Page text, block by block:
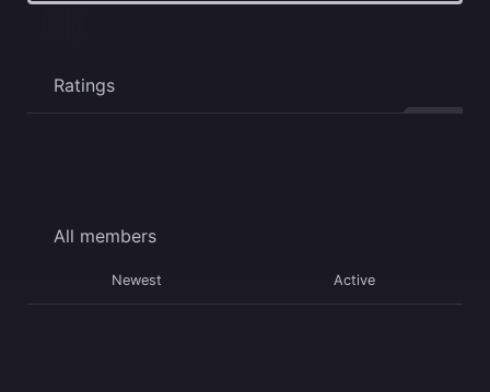
Ratings
All members
Newest Active